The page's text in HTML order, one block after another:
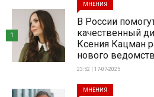
МНЕНИЯ
В России
качественный
Ксения Кацман
нового
23:52 | 17-07-2025
1
МНЕНИЯ